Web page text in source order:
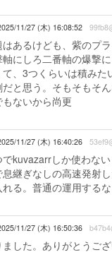
11/27 (木) 16:08:52
あるけども、紫のプ
にしろ二番軸の爆撃
て、3つくらいは積みた
と思う。そもそもそ
もないから尚更
11/27 (木) 16:40:26
kuvazarrしか使わな
息継ぎなしの高速発射
れる。普通の運用する
11/27 (木) 16:50:36
した。ありがとうござ